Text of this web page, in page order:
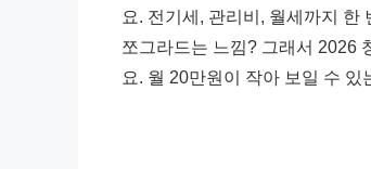
요. 전기세, 관리비, 월세까지 한
쪼그라드는 느낌? 그래서 2026
요. 월 20만원이 작아 보일 수